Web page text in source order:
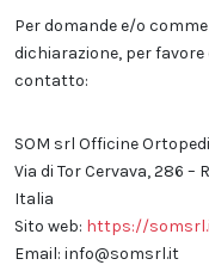
Per domande e/o
dichiarazione, per
contatto:
SOM srl Officine
Via di Tor Cervava, 286 –
Italia
Sito web: https://
Email: info@somsrl.it